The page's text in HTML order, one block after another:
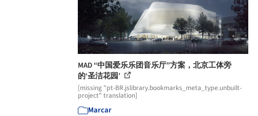
MAD “中国爱乐乐团音乐厅”方案，北京工体旁
的‘圣洁花园’
[missing "pt-BR.jslibrary.bookmarks_meta_type.unbuilt-
project" translation]
Marcar